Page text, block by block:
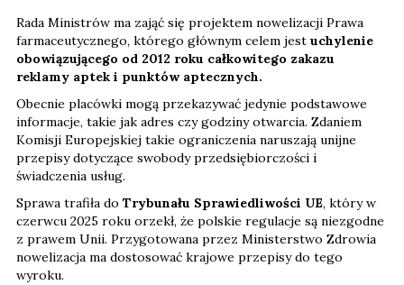
Rada Ministrów ma zająć się projektem nowelizacji Prawa
farmaceutycznego, którego głównym celem jest uchylenie
obowiązującego od 2012 roku całkowitego zakazu
reklamy aptek i punktów aptecznych.
Obecnie placówki mogą przekazywać jedynie podstawowe
informacje, takie jak adres czy godziny otwarcia. Zdaniem
Komisji Europejskiej takie ograniczenia naruszają unijne
przepisy dotyczące swobody przedsiębiorczości i
świadczenia usług.
Sprawa trafiła do Trybunału Sprawiedliwości UE, który w
czerwcu 2025 roku orzekł, że polskie regulacje są niezgodne
z prawem Unii. Przygotowana przez Ministerstwo Zdrowia
nowelizacja ma dostosować krajowe przepisy do tego
wyroku.